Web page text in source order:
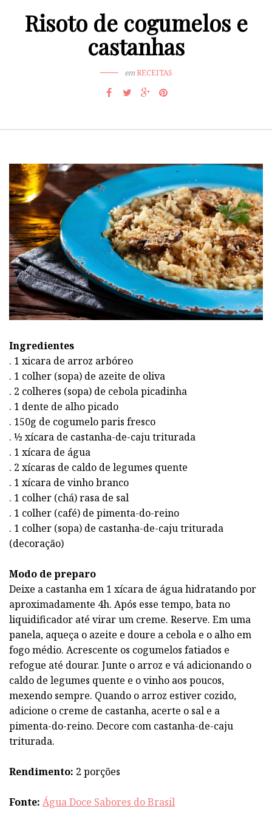
Risoto de cogumelos e
castanhas
emRECEITAS
Ingredientes
. 1 xicara de arroz arbóreo
. 1 colher (sopa) de azeite de oliva
. 2 colheres (sopa) de cebola picadinha
. 1 dente de alho picado
. 150g de cogumelo paris fresco
. ½ xícara de castanha-de-caju triturada
. 1 xícara de água
. 2 xícaras de caldo de legumes quente
. 1 xícara de vinho branco
. 1 colher (chá) rasa de sal
. 1 colher (café) de pimenta-do-reino
. 1 colher (sopa) de castanha-de-caju triturada
(decoração)
Modo de preparo
Deixe a castanha em 1 xícara de água hidratando por
aproximadamente 4h. Após esse tempo, bata no
liquidificador até virar um creme. Reserve. Em uma
panela, aqueça o azeite e doure a cebola e o alho em
fogo médio. Acrescente os cogumelos fatiados e
refogue até dourar. Junte o arroz e vá adicionando o
caldo de legumes quente e o vinho aos poucos,
mexendo sempre. Quando o arroz estiver cozido,
adicione o creme de castanha, acerte o sal e a
pimenta-do-reino. Decore com castanha-de-caju
triturada.
Rendimento: 2 porções
Fonte: Água Doce Sabores do Brasil